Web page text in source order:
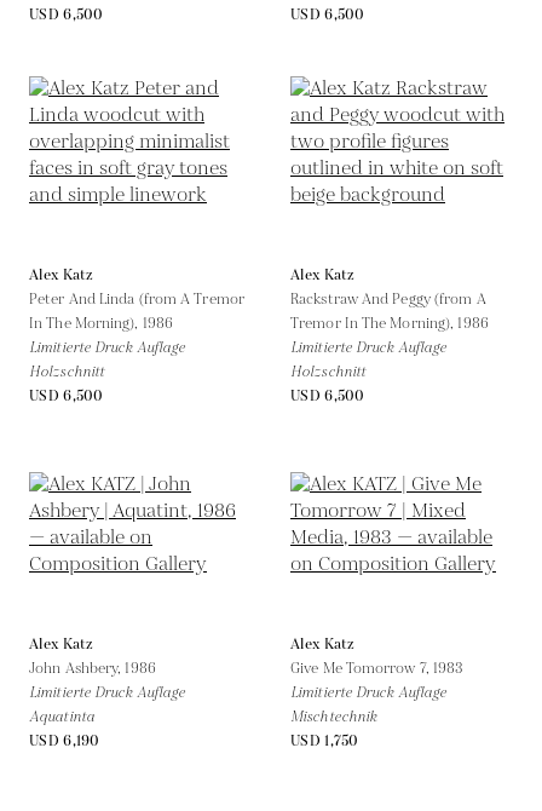
USD 6,500
USD 6,500
Alex Katz
Peter And Linda (from A Tremor
In The Morning), 1986
Limitierte Druck Auflage
Holzschnitt
USD 6,500
Alex Katz
Rackstraw And Peggy (from A
Tremor In The Morning),1986
Limitierte Druck Auflage
Holzschnitt
USD 6,500
Alex Katz
John Ashbery,1986
Limitierte Druck Auflage
Aquatinta
USD 6,190
Alex Katz
Give Me Tomorrow 7, 1983
Limitierte Druck Auflage
Mischtechnik
USD 1,750